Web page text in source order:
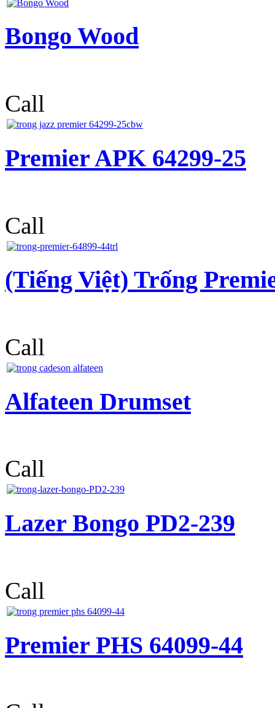
Bongo Wood
Call
Premier APK 64299-25
Call
(Tiếng Việt) Trống
Call
Alfateen Drumset
Call
Lazer Bongo PD2-239
Call
Premier PHS 64099-44